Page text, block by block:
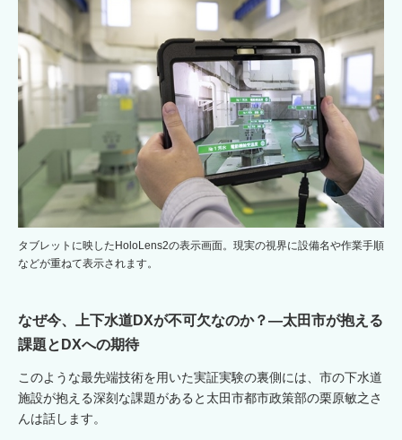
タブレットに映したHoloLens2の表示画面。現実の視界に設備名や作業手順
などが重ねて表示されます。
なぜ今、上下水道DXが不可欠なのか？―太田市が抱える
課題とDXへの期待
このような最先端技術を用いた実証実験の裏側には、市の下水道
施設が抱える深刻な課題があると太田市都市政策部の栗原敏之さ
んは話します。